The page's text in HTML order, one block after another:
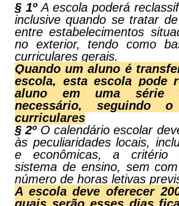
§ 1ºA escola poderá
inclusive quando se tratar
entre estabelecimentos
no exterior, tendo como
curriculares gerais.
Quando um aluno é
escola, esta escola pode
aluno em uma série
necessário, seguindo
curriculares
§ 2ºO calendário escolar
às peculiaridades locais,
e econômicas, a critério
sistema de ensino, sem
número de horas letivas
A escola deve oferecer